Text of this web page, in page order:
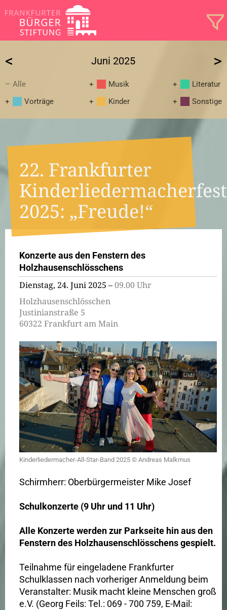
Juni 2025
< >
Alle Musik
Literatur
Vorträge
Kinder Sonstige
22. Frankfurter
2025: „Freude!“
Konzerte aus den Fenstern des
Holzhausenschlösschens
Dienstag, 24. Juni 2025 –09.00 Uhr
Holzhausenschlösschen
Justinianstraße 5
60322 Frankfurt am Main
Kinderliedermacher-All-Star-Band 2025 © Andreas Malkmus
Schirmherr: Oberbürgermeister Mike Josef
Schulkonzerte (9 Uhr und 11 Uhr)
Alle Konzerte werden zur Parkseite hin aus den
Fenstern des Holzhausenschlösschens gespielt.
Teilnahme für eingeladene Frankfurter
Schulklassen nach vorheriger Anmeldung beim
Veranstalter: Musik macht kleine Menschen groß
e.V. (Georg Feils: Tel.: 069 - 700 759, E-Mail: